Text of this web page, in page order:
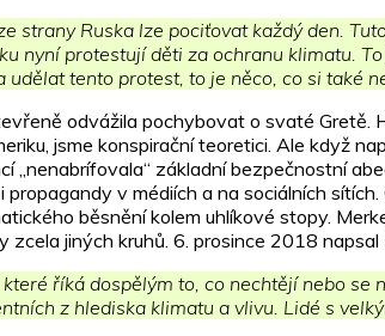
strany Ruska lze pociťovat každý den.
nyní protestují děti za ochranu klimatu.
tento protest, to je něco, co si také
odvážila pochybovat o svaté Gretě.
jsme konspirační teoretici. Ale když
„nenabrífovala“ základní bezpečnostní
v médiích a na sociálních
běsnění kolem uhlíkové stopy.
zcela jiných kruhů. 6. prosince 2018
které říká dospělým to, co nechtějí nebo
z hlediska klimatu a vlivu. Lidé s